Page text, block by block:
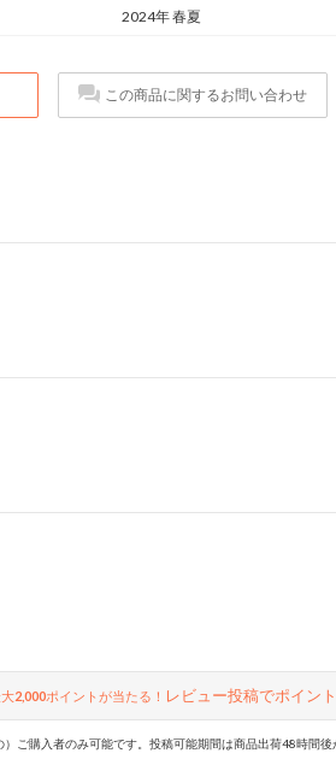
2024年 春夏
この商品に関するお問い合わせ
2,000ポイントが当たる！ レビュー投稿でポイン
ご購入者のみ可能です。投稿可能期間は商品出荷48時間